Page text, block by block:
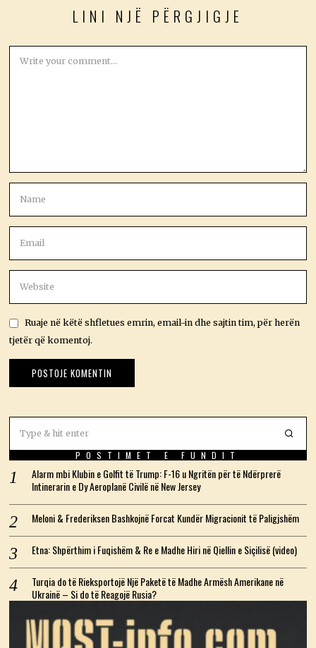
LINI NJË PËRGJIGJE
Ruaje në këtë shfletues emrin, email-in dhe sajtin tim, për herën
tjetër që komentoj.
POSTIMET E FUNDIT
Alarm mbi Klubin e Golfit të Trump: F-16 u Ngritën për të Ndërprerë
Intinerarin e Dy Aeroplanë Civilë në New Jersey
Meloni & Frederiksen Bashkojnë Forcat Kundër Migracionit të Paligjshëm
Etna: Shpërthim i Fuqishëm & Re e Madhe Hiri në Qiellin e Siçilisë (video)
Turqia do të Rieksportojë Një Paketë të Madhe Armësh Amerikane në
Ukrainë – Si do të Reagojë Rusia?